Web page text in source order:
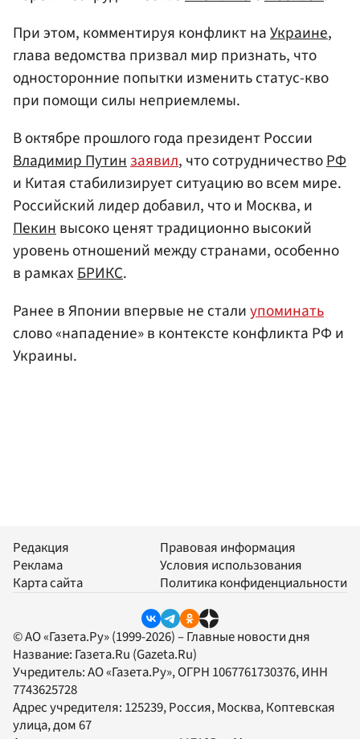
При этом, комментируя конфликт наУкраине,
глава ведомства призвал мир признать, что
односторонние попытки изменить статус-кво
при помощи силы неприемлемы.
В октябре прошлого года президент России
Владимир Путинзаявил, что сотрудничествоРФ
и Китая стабилизирует ситуацию во всем мире.
Российский лидер добавил, что и Москва, и
Пекинвысоко ценят традиционно высокий
уровень отношений между странами, особенно
в рамкахБРИКС.
Ранее в Японии впервые не сталиупоминать
слово «нападение» в контексте конфликта РФ и
Украины.
Редакция
Реклама
Карта сайта
Правовая информация
Условия использования
Политика конфиденциальности
© АО «Газета.Ру» (1999-2026) – Главные новости дня
Название: Газета.Ru (Gazeta.Ru)
Учредитель:АО «Газета.Ру», ОГРН 1067761730376, ИНН
7743625728
Адрес учредителя: 125239, Россия, Москва, Коптевская
улица, дом 67